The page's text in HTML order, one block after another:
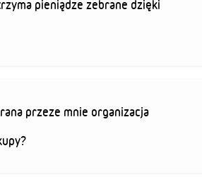
pieniądze zebrane dzięki
przeze mnie organizacja